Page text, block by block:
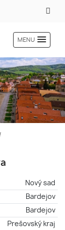
MENU
/
Nový sad
Bardejov
Bardejov
Prešovský kraj